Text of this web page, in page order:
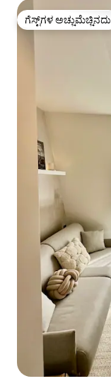
ಗೆಸ್ಟ್‌ಗಳ ಅಚ್ಚುಮೆಚ್ಚಿನದು
ಗೆಸ್ಟ್‌ಗಳ ಅಚ್ಚುಮೆಚ್ಚಿನದು